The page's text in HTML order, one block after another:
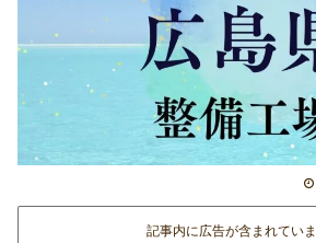
記事内に広告が含まれていま